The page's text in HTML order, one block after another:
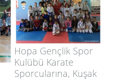
Hopa Gençlik Spor
Kulübü Karate
Sporcularına, Kuşak